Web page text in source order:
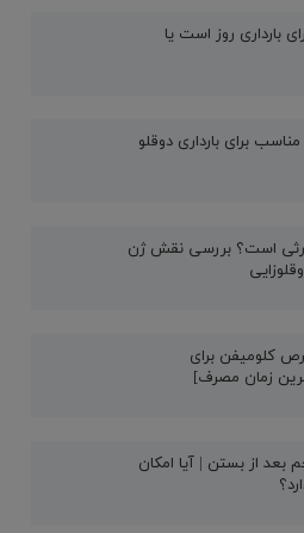
بارداری روز است یا
مناسب برای بارداری دوقلو
ارثی است؟ بررسی نقش ژن
کلومیفن برای
زمان مصرف]
بعد از بستن | آیا امکان